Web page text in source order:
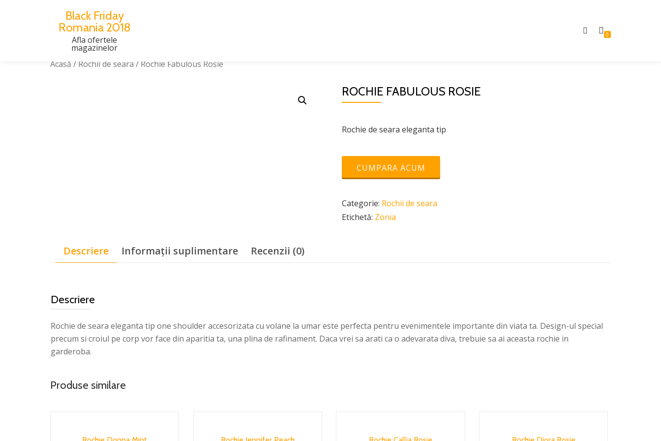
Black Friday
Romania 2018
Afla ofertele
magazinelor
0
Acasă / Rochii de seara / Rochie Fabulous Rosie
ROCHIE FABULOUS ROSIE
Rochie de seara eleganta tip
CUMPARA ACUM
Categorie: Rochii de seara
Etichetă: Zonia
Descriere Informații suplimentare Recenzii (0)
Descriere
Rochie de seara eleganta tip one shoulder accesorizata cu volane la umar este perfecta pentru evenimentele importante din viata ta. Design-ul special
precum si croiul pe corp vor face din aparitia ta, una plina de rafinament. Daca vrei sa arati ca o adevarata diva, trebuie sa ai aceasta rochie in
garderoba.
Produse similare